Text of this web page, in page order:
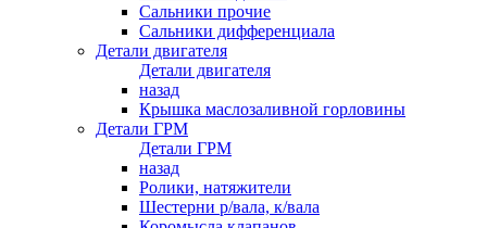
Сальники прочие
Сальники дифференциала
Детали двигателя
Детали двигателя
назад
Крышка маслозаливной горловины
Детали ГРМ
Детали ГРМ
назад
Ролики, натяжители
Шестерни р/вала, к/вала